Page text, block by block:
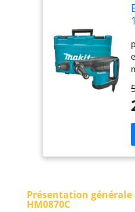
Présentation
HM0870C